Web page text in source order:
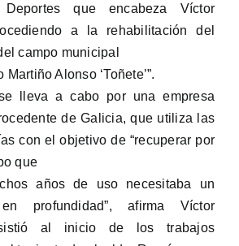
que encabeza Víctor
a la rehabilitación del
campo municipal
Alonso ‘Toñete’”.
lleva a cabo por una empresa
de Galicia, que utiliza las
con el objetivo de “recuperar por
que
años de uso necesitaba un
en profundidad”, afirma Víctor
al inicio de los trabajos